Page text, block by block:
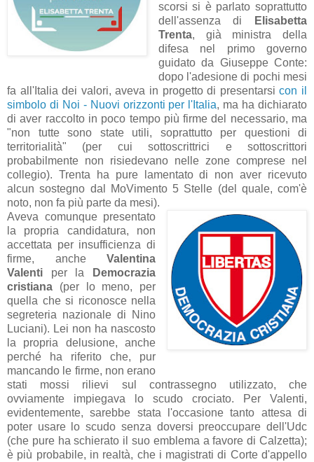
scorsi si è parlato soprattutto
dell'assenza di
Elisabetta
Trenta, già ministra della
difesa nel primo governo
guidato da Giuseppe Conte:
dopo l'adesione di pochi mesi
fa all'Italia dei valori, aveva in progetto di presentarsicon il
simbolo di Noi - Nuovi orizzonti per l'Italia, ma ha dichiarato
di aver raccolto in poco tempo più firme del necessario, ma
"non tutte sono state utili, soprattutto per questioni di
territorialità" (per cui sottoscrittrici e sottoscrittori
probabilmente non risiedevano nelle zone comprese nel
collegio). Trenta ha pure lamentato di non aver ricevuto
alcun sostegno dal MoVimento 5 Stelle (del quale, com'è
noto, non fa più parte da mesi).
Aveva comunque presentato
la propria candidatura, non
accettata per insufficienza di
firme, ancheValentina
Valenti per la
Democrazia
cristiana (per lo meno, per
quella che si riconosce nella
segreteria nazionale di Nino
Luciani). Lei non ha nascosto
la propria delusione, anche
perché ha riferito che, pur
mancando le firme, non erano
stati mossi rilievi sul contrassegno utilizzato, che
ovviamente impiegava lo scudo crociato. Per Valenti,
evidentemente, sarebbe stata l'occasione tanto attesa di
poter usare lo scudo senza doversi preoccupare dell'Udc
(che pure ha schierato il suo emblema a favore di Calzetta);
è più probabile, in realtà, che i magistrati di Corte d'appello